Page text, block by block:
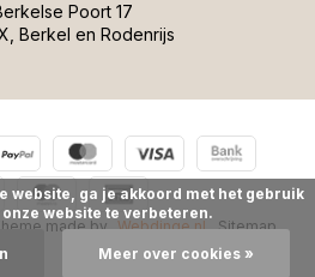
Poort 17
Berkel en Rodenrijs
made by Webdinge.nl Sitemap
website, ga je akkoord met het gebruik
website te verbeteren.
Meer over cookies »